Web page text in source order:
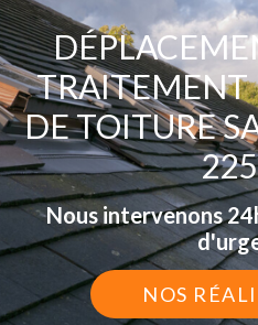
TRAITEMENT
DE TOITURE
Nous intervenons
NOS